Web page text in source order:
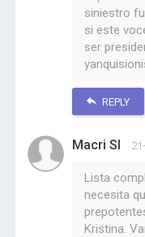
siniestro
si este
ser
REPLY
Macri SI
Lista
necesita
Kristina.